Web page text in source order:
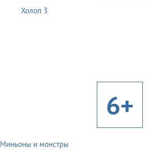
Холоп 3
6+
Миньоны и монстры